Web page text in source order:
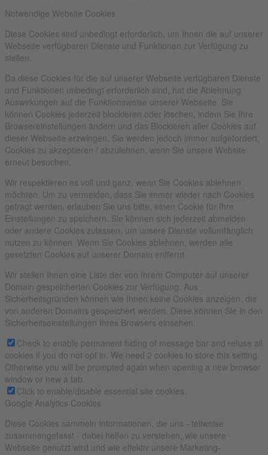
Notwendige Website Cookies
Diese Cookies sind unbedingt erforderlich, um Ihnen die auf unserer
Webseite verfügbaren Dienste und Funktionen zur Verfügung zu
stellen.
Da diese Cookies für die auf unserer Webseite verfügbaren Dienste
und Funktionen unbedingt erforderlich sind, hat die Ablehnung
Auswirkungen auf die Funktionsweise unserer Webseite. Sie
können Cookies jederzeit blockieren oder löschen, indem Sie Ihre
Browsereinstellungen ändern und das Blockieren aller Cookies auf
dieser Webseite erzwingen. Sie werden jedoch immer aufgefordert,
Cookies zu akzeptieren / abzulehnen, wenn Sie unsere Website
erneut besuchen.
Wir respektieren es voll und ganz, wenn Sie Cookies ablehnen
möchten. Um zu vermeiden, dass Sie immer wieder nach Cookies
gefragt werden, erlauben Sie uns bitte, einen Cookie für Ihre
Einstellungen zu speichern. Sie können sich jederzeit abmelden
oder andere Cookies zulassen, um unsere Dienste vollumfänglich
nutzen zu können. Wenn Sie Cookies ablehnen, werden alle
gesetzten Cookies auf unserer Domain entfernt.
Wir stellen Ihnen eine Liste der von Ihrem Computer auf unserer
Domain gespeicherten Cookies zur Verfügung. Aus
Sicherheitsgründen können wie Ihnen keine Cookies anzeigen, die
von anderen Domains gespeichert werden. Diese können Sie in den
Sicherheitseinstellungen Ihres Browsers einsehen.
Check to enable permanent hiding of message bar and refuse all
cookies if you do not opt in. We need 2 cookies to store this setting.
Otherwise you will be prompted again when opening a new browser
window or new a tab.
Click to enable/disable essential site cookies.
Google Analytics Cookies
Diese Cookies sammeln Informationen, die uns - teilweise
zusammengefasst - dabei helfen zu verstehen, wie unsere
Webseite genutzt wird und wie effektiv unsere Marketing-